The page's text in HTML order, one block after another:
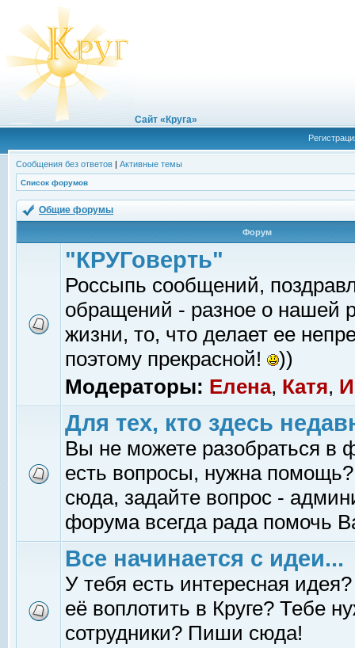
Сайт «Круга»
Сообщения без ответов | Активные темы
Список форумов
Общие форумы
Форум
"КРУГоверть"
Россыпь сообщений,
обращений - разное о нашей
жизни, то, что делает ее
поэтому прекрасной!
))
Модераторы: Елена, Катя,
Для тех, кто здесь
Вы не можете разобраться в
есть вопросы, нужна помощь?
сюда, задайте вопрос -
форума всегда рада помочь
Все начинается с идеи...
У тебя есть интересная
её воплотить в Круге? Тебе
сотрудники? Пиши сюда!